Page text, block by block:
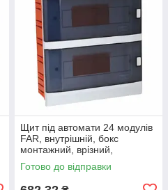
Щит під автомати 24 модулів
FAR, внутрішній, бокс
монтажний, врізний,
вбудований, прихований ФАР
F95 (Smart Rozetka)
Готово до відправки